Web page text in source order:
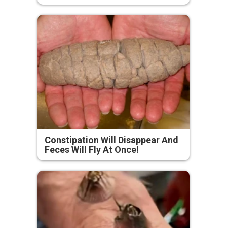
Constipation Will Disappear And
Feces Will Fly At Once!